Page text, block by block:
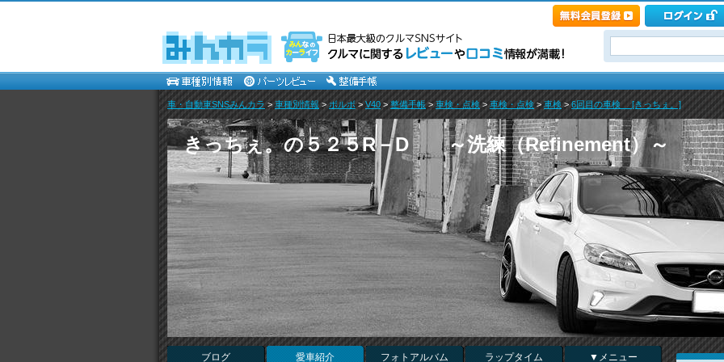
車・自動車SNSみんカラ>車種別情報>ボルボ>V40>整備手帳>車検・点検 >車検・点検>車検>6回目の車検 [きっちぇ。]
きっちぇ。の５２５R－D ～洗練（Refinement）～
ブログ 愛車紹介 フォトアルバム ラップタイム ▼メニュー